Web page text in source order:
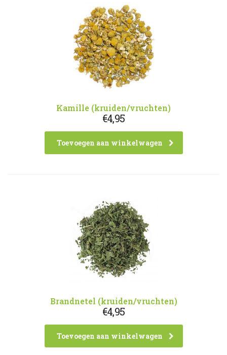
Kamille (kruiden/vruchten)
€4,95
Toevoegen aan winkelwagen
Brandnetel (kruiden/vruchten)
€4,95
Toevoegen aan winkelwagen